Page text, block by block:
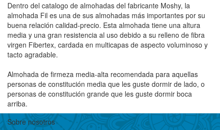
Dentro del catalogo de almohadas del fabricante Moshy, la
almohada Fil es una de sus almohadas más importantes por su
buena relación calidad-precio. Esta almohada tiene una altura
media y una gran resistencia al uso debido a su relleno de fibra
virgen Fibertex, cardada en multicapas de aspecto voluminoso y
tacto agradable.
Almohada de firmeza media-alta recomendada para aquellas
personas de constitución media que les guste dormir de lado, o
personas de constitución grande que les guste dormir boca
arriba.
Sobre nosotros